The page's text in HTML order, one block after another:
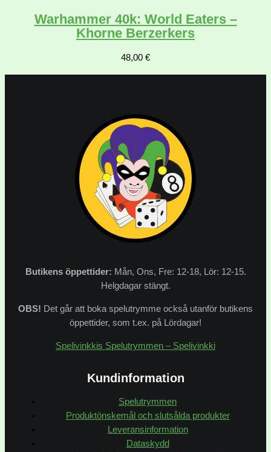
Warhammer 40k: World Eaters –
Khorne Berzerkers
48,00 €
Butikens öppettider: Mån, Ons, Fre: 12-18, Lör: 12-15.
Helgdagar stängt.
OBS! Det går att boka spelutrymme också utanför butikens
öppettider, som t.ex. på Lördagar!
Spelivinkkis Spelutrymmen – Spelivinkki
Kundinformation
Spelutrymmen
Produktönskemål och slutsålda produkter
Leveransinformation
Dataskydd